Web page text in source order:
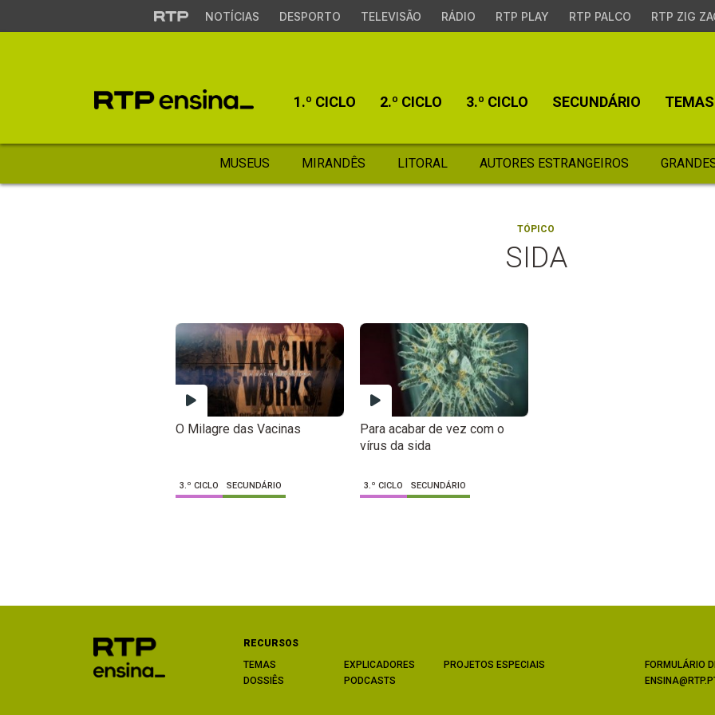
NOTÍCIAS DESPORTO TELEVISÃO RÁDIO RTP PLAY RTP PALCO RTP ZIG
1.º CICLO 2.º CICLO 3.º CICLO SECUNDÁRIO TEMAS
MUSEUS MIRANDÊS LITORAL AUTORES ESTRANGEIROS
TÓPICO
SIDA
O Milagre das Vacinas
3.º CICLO SECUNDÁRIO
Para acabar de vez com o
vírus da sida
3.º CICLO SECUNDÁRIO
RECURSOS
TEMAS
DOSSIÊS
EXPLICADORES
PODCASTS
PROJETOS ESPECIAIS
FORMULÁRIO